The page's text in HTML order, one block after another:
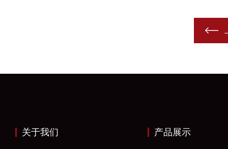
关于我们 产品展示